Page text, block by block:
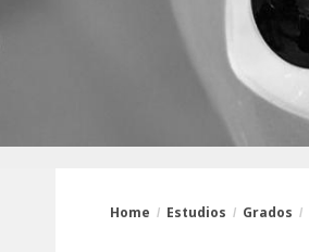
Home Estudios Grados